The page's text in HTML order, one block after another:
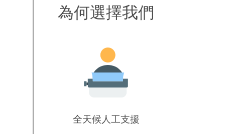
為何選擇我們
全天候人工支援